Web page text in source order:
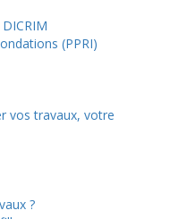
(PPRI)
vos travaux, votre
?